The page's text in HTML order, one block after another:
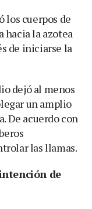
los cuerpos de
hacia la azotea
de iniciarse la
dejó al menos
un amplio
De acuerdo con
las llamas.
de